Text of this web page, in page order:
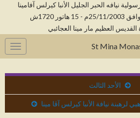
نيافه الحبر الجليل الأنبا كيرلس آفامينا
1720ش
العظيم مار مينا العجائبي
St Mina
الأحد الثالث
لرهبنة نيافة الأنبا كيرلس آڤا مينا